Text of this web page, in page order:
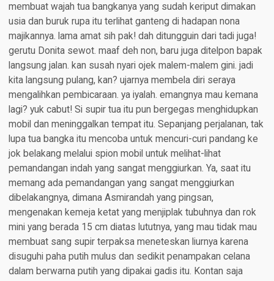
membuat wajah tua bangkanya yang sudah keriput dimakan
usia dan buruk rupa itu terlihat ganteng di hadapan nona
majikannya. lama amat sih pak! dah ditungguin dari tadi juga!
gerutu Donita sewot. maaf deh non, baru juga ditelpon bapak
langsung jalan. kan susah nyari ojek malem-malem gini. jadi
kita langsung pulang, kan? ujarnya membela diri seraya
mengalihkan pembicaraan. ya iyalah. emangnya mau kemana
lagi? yuk cabut! Si supir tua itu pun bergegas menghidupkan
mobil dan meninggalkan tempat itu. Sepanjang perjalanan, tak
lupa tua bangka itu mencoba untuk mencuri-curi pandang ke
jok belakang melalui spion mobil untuk melihat-lihat
pemandangan indah yang sangat menggiurkan. Ya, saat itu
memang ada pemandangan yang sangat menggiurkan
dibelakangnya, dimana Asmirandah yang pingsan,
mengenakan kemeja ketat yang menjiplak tubuhnya dan rok
mini yang berada 15 cm diatas lututnya, yang mau tidak mau
membuat sang supir terpaksa meneteskan liurnya karena
disuguhi paha putih mulus dan sedikit penampakan celana
dalam berwarna putih yang dipakai gadis itu. Kontan saja